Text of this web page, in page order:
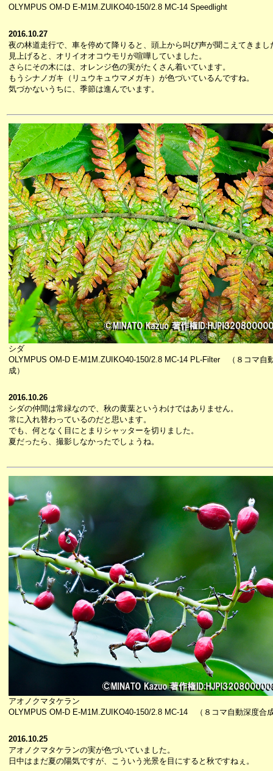
OLYMPUS OM-D E-M1M.ZUIKO40-150/2.8 MC-14 Speedlight
2016.10.27
夜の林道走行で、車を停めて降りると、頭上から叫び声が聞こえてきまし
見上げると、オリイオオコウモリが喧嘩していました。
さらにその木には、オレンジ色の実がたくさん着いています。
もうシナノガキ（リュウキュウマメガキ）が色づいているんですね。
気づかないうちに、季節は進んでいます。
シダ
OLYMPUS OM-D E-M1M.ZUIKO40-150/2.8 MC-14 PL-Filter （８コマ自
成）
2016.10.26
シダの仲間は常緑なので、秋の黄葉というわけではありません。
常に入れ替わっているのだと思います。
でも、何となく目にとまりシャッターを切りました。
夏だったら、撮影しなかったでしょうね。
アオノクマタケラン
OLYMPUS OM-D E-M1M.ZUIKO40-150/2.8 MC-14 （８コマ自動深度合
2016.10.25
アオノクマタケランの実が色づいていました。
日中はまだ夏の陽気ですが、こういう光景を目にすると秋ですねぇ。